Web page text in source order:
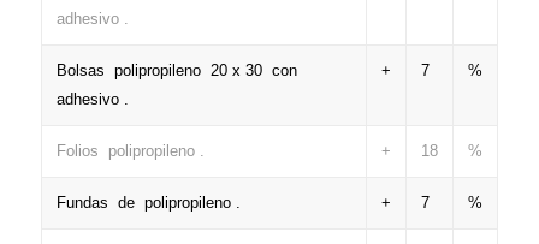
adhesivo .
Bolsas polipropileno 20 x 30 con
adhesivo .
+ 7 %
Folios polipropileno . + 18 %
Fundas de polipropileno . + 7 %